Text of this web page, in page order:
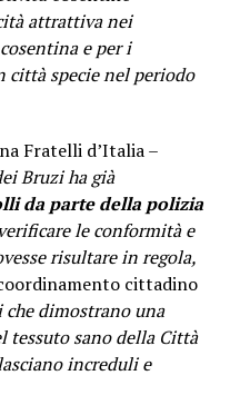
attrattiva nei
e per i
specie nel periodo
Fratelli d’Italia –
Bruzi ha già
da parte della polizia
le conformità e
risultare in regola,
cittadino
dimostrano una
tessuto sano della Città
increduli e